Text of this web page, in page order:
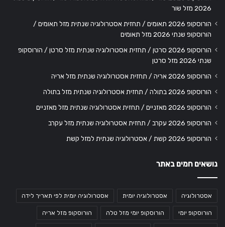
2026 מזל שור
הורוסקופ 2026 תאומים / תחזית אסטרולוגיה שנתית מזל תאומים /
הורוסקופ שנתי 2026 מזל תאומים
הורוסקופ 2026 סרטן / תחזית אסטרולוגיה שנתית מזל סרטן / הורוסקופ
שנתי 2026 מזל סרטן
הורוסקופ 2026 אריה / תחזית אסטרולוגיה שנתית מזל אריה
הורוסקופ 2026 בתולה / תחזית אסטרולוגיה שנתית מזל בתולה
הורוסקופ 2026 מאזניים / תחזית אסטרולוגיה שנתית מזל מאזניים
הורוסקופ 2026 עקרב / תחזית אסטרולוגיה שנתית מזל עקרב
הורוסקופ 2026 קשת / אסטרולוגיה שנתית למזל קשת
נושאים חמים באתר
אסטרולוגיה אסטרולוגיה יומית אסטרולוגיה יומית לפי תאריך לידה
הורוסקופ יומי הורוסקופ יומי מזל טלה הורוסקופ מזל אריה